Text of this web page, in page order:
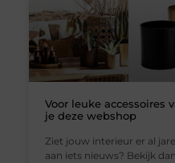
Voor leuke accessoires
je deze webshop
Ziet jouw interieur er al
aan iets nieuws? Bekijk